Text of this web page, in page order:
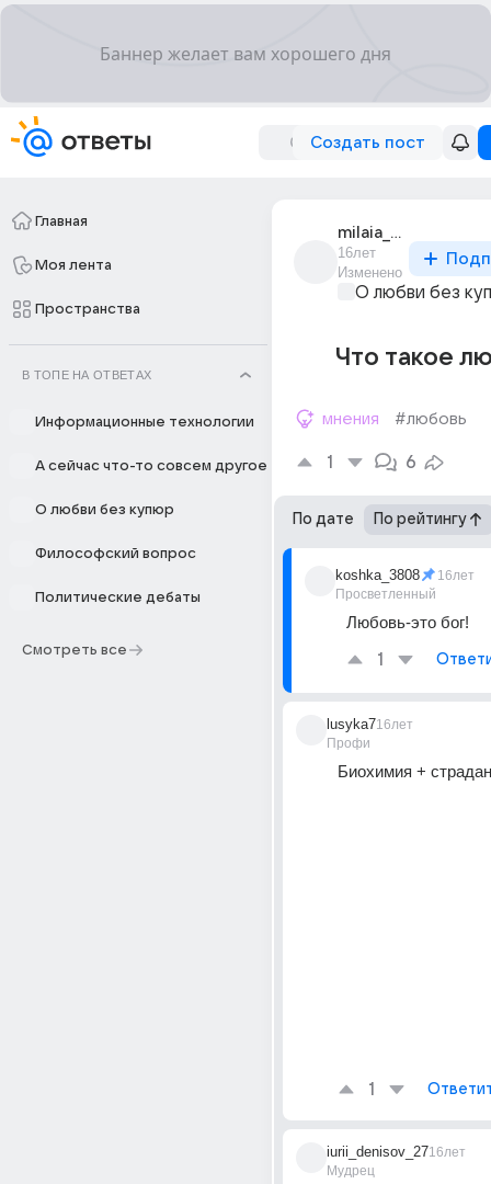
Создать пост
Главная
Моя лента
Пространства
В ТОПЕ НА ОТВЕТАХ
Информационные технологии
А сейчас что-то совсем другое
О любви без купюр
Философский вопрос
Политические дебаты
Смотреть все
milaia_1001
16лет
Изменено
О любви без
Что такое
мнения #любовь
1 6
По дате По рейтингу
koshka_3808
Просветленный
16лет
Любовь-это бог!
1
lusyka7
Профи
16лет
Биохимия +
1
iurii_denisov_27
Мудрец
16лет